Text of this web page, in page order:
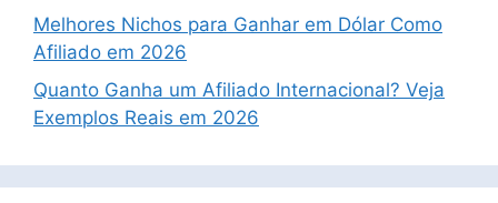
Melhores Nichos para Ganhar em Dólar Como
Afiliado em 2026
Quanto Ganha um Afiliado Internacional? Veja
Exemplos Reais em 2026